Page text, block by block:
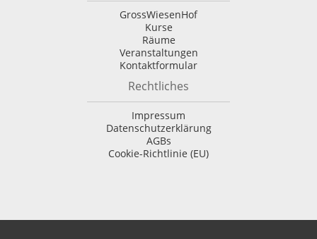
GrossWiesenHof
Kurse
Räume
Veranstaltungen
Kontaktformular
Rechtliches
Impressum
Datenschutzerklärung
AGBs
Cookie-Richtlinie (EU)